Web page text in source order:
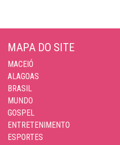
MAPA DO SITE
MACEIÓ
ALAGOAS
BRASIL
MUNDO
GOSPEL
ENTRETENIMENTO
ESPORTES